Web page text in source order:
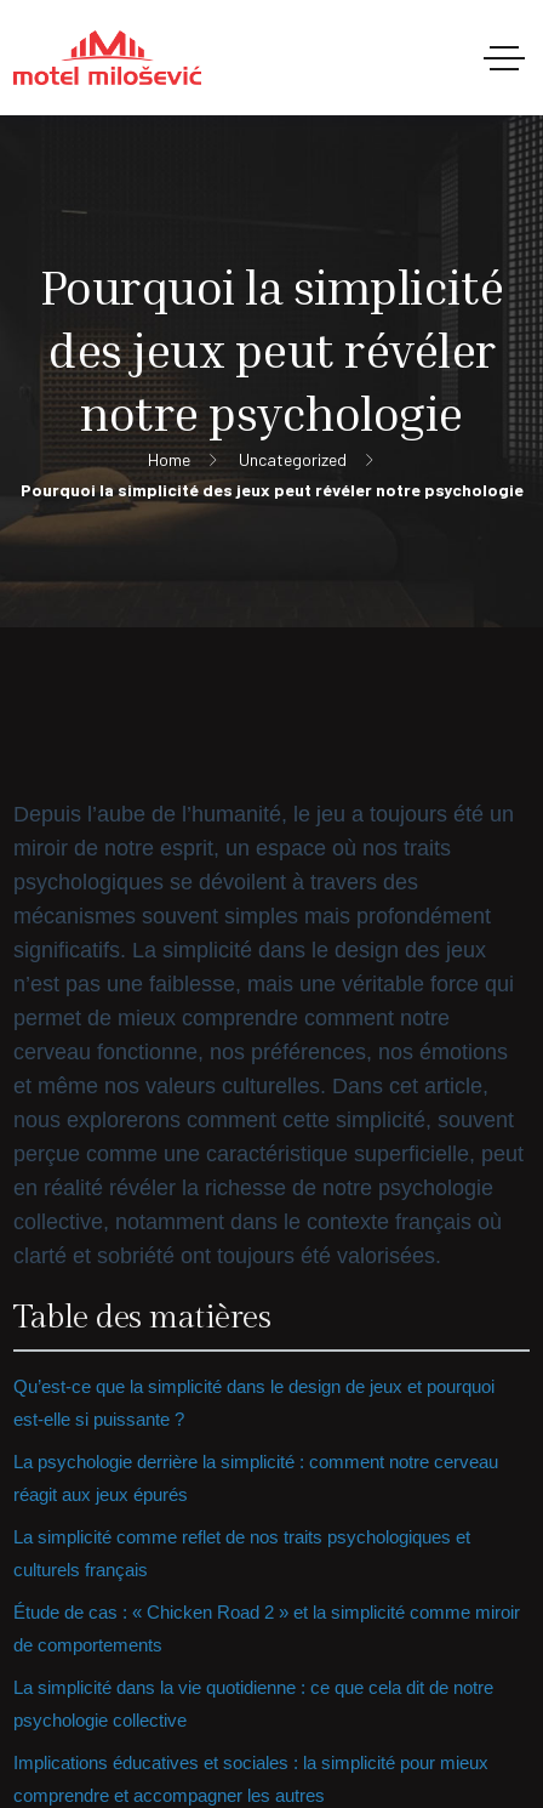
Pourquoi la simplicité
des jeux peut révéler
notre psychologie
Home
Uncategorized
Pourquoi la simplicité des jeux peut révéler notre psychologie
Depuis l’aube de l’humanité, le jeu a toujours été un
miroir de notre esprit, un espace où nos traits
psychologiques se dévoilent à travers des
mécanismes souvent simples mais profondément
significatifs. La simplicité dans le design des jeux
n’est pas une faiblesse, mais une véritable force qui
permet de mieux comprendre comment notre
cerveau fonctionne, nos préférences, nos émotions
et même nos valeurs culturelles. Dans cet article,
nous explorerons comment cette simplicité, souvent
perçue comme une caractéristique superficielle, peut
en réalité révéler la richesse de notre psychologie
collective, notamment dans le contexte français où
clarté et sobriété ont toujours été valorisées.
Table des matières
Qu’est-ce que la simplicité dans le design de jeux et pourquoi
est-elle si puissante ?
La psychologie derrière la simplicité : comment notre cerveau
réagit aux jeux épurés
La simplicité comme reflet de nos traits psychologiques et
culturels français
Étude de cas : « Chicken Road 2 » et la simplicité comme miroir
de comportements
La simplicité dans la vie quotidienne : ce que cela dit de notre
psychologie collective
Implications éducatives et sociales : la simplicité pour mieux
comprendre et accompagner les autres